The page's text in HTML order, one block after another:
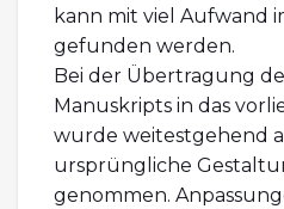
kann mit viel Aufwand
gefunden werden.
Bei der Übertragung
Manuskripts in das
wurde weitestgehend
ursprüngliche
genommen.